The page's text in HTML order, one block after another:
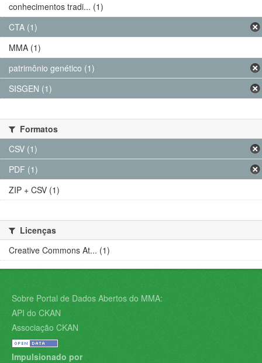
conhecimentos tradi... (1)
CTA (1)
MMA (1)
patrimônio genético (1)
SISGEN (1)
Formatos
CSV (1)
PDF (1)
ZIP + CSV (1)
Licenças
Creative Commons At... (1)
Sobre Portal de Dados Abertos do MMA:
API do CKAN
Associação CKAN
Impulsionado por